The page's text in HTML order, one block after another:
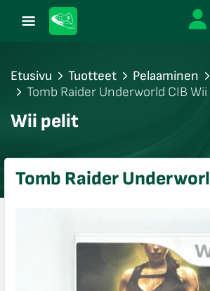
Etusivu Tuotteet Pelaaminen
Tomb Raider Underworld CIB Wii
Wii pelit
Tomb Raider
sulje
sulje